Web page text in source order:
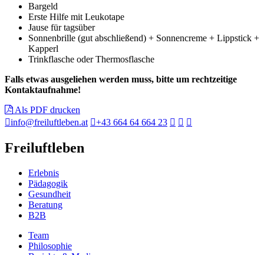
Bargeld
Erste Hilfe mit Leukotape
Jause für tagsüber
Sonnenbrille (gut abschließend) + Sonnencreme + Lippstick +
Kapperl
Trinkflasche oder Thermosflasche
Falls etwas ausgeliehen werden muss, bitte um rechtzeitige
Kontaktaufnahme!
Als PDF drucken
info@freiluftleben.at
+43 664 64 664 23
Freiluftleben
Erlebnis
Pädagogik
Gesundheit
Beratung
B2B
Team
Philosophie